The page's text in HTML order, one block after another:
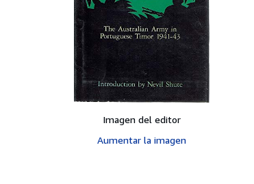
Imagen del editor
Aumentar la imagen